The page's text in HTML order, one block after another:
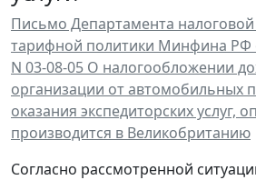
Письмо Департамента
тарифной политики Минфина РФ
N 03-08-05 О налогообложении
организации от автомобильных
оказания экспедиторских услуг,
производится в Великобританию
Согласно рассмотренной